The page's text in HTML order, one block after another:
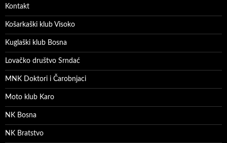
Kontakt
Košarkaški klub Visoko
Kuglaški klub Bosna
Lovačko društvo Srndać
MNK Doktori i Čarobnjaci
Moto klub Karo
NK Bosna
NK Bratstvo